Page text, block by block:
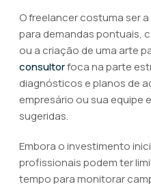
O freelancer costuma ser
para demandas pontuais,
ou a criação de uma arte
consultorfoca na parte
diagnósticos e planos de
empresário ou sua equipe
sugeridas.
Embora o investimento
profissionais podem ter
tempo para monitorar